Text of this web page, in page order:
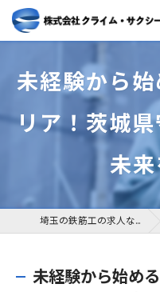
未経験から
リア！茨城
未
埼玉の鉄筋工の求人なら株式会社クライム・サクシード
未経験から始め